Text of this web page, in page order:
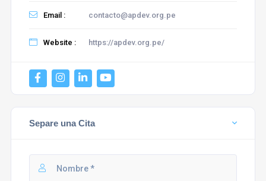
Email : contacto@apdev.org.pe
Website : https://apdev.org.pe/
Separe una Cita